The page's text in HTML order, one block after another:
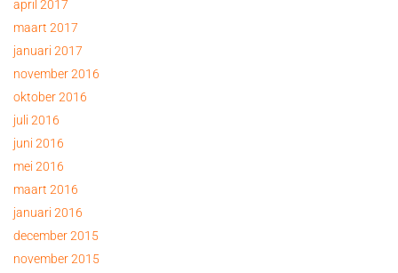
april 2017
maart 2017
januari 2017
november 2016
oktober 2016
juli 2016
juni 2016
mei 2016
maart 2016
januari 2016
december 2015
november 2015